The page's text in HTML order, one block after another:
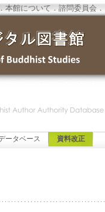
本館について ．諮問委員会 ．
ータベース 資料改正